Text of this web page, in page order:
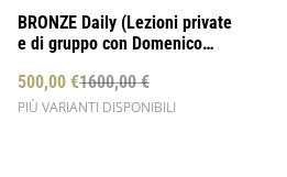
%
BRONZE Daily (Lezioni private
e di gruppo con Domenico
di danza - 1 GIORNO
500,00 €1600,00 €
PIÙ VARIANTI DISPONIBILI